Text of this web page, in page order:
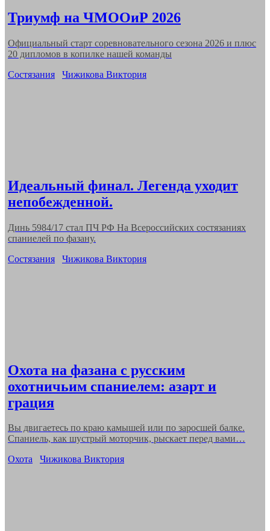
Триумф на ЧМООиР 2026
Официальный старт соревновательного сезона 2026 и плюс
20 дипломов в копилке нашей команды
Categories
Состязания Чижикова Виктория
Идеальный финал. Легенда уходит
непобежденной.
Динь 5984/17 стал ПЧ РФ На Всероссийских состязаниях
спаниелей по фазану.
Categories
Состязания Чижикова Виктория
Охота на фазана с русским
охотничьим спаниелем: азарт и
грация
Вы двигаетесь по краю камышей или по заросшей балке.
Спаниель, как шустрый моторчик, рыскает перед вами…
Categories
Охота Чижикова Виктория